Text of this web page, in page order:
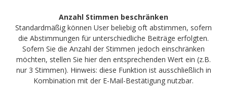
Anzahl Stimmen beschränken
Standardmäßig können User beliebig oft abstimmen, sofern
die Abstimmungen für unterschiedliche Beiträge erfolgten.
Sofern Sie die Anzahl der Stimmen jedoch einschränken
möchten, stellen Sie hier den entsprechenden Wert ein (z.B.
nur 3 Stimmen). Hinweis: diese Funktion ist ausschließlich in
Kombination mit der E-Mail-Bestätigung nutzbar.